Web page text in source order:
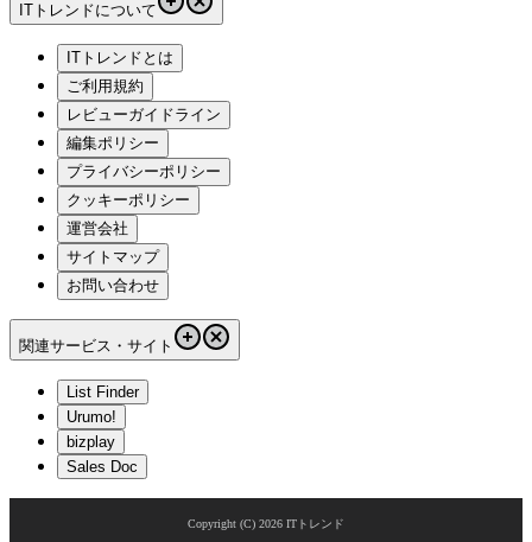
ITトレンドについて
ITトレンドとは
ご利用規約
レビューガイドライン
編集ポリシー
プライバシーポリシー
クッキーポリシー
運営会社
サイトマップ
お問い合わせ
関連サービス・サイト
List Finder
Urumo!
bizplay
Sales Doc
Copyright (C) 2026 ITトレンド